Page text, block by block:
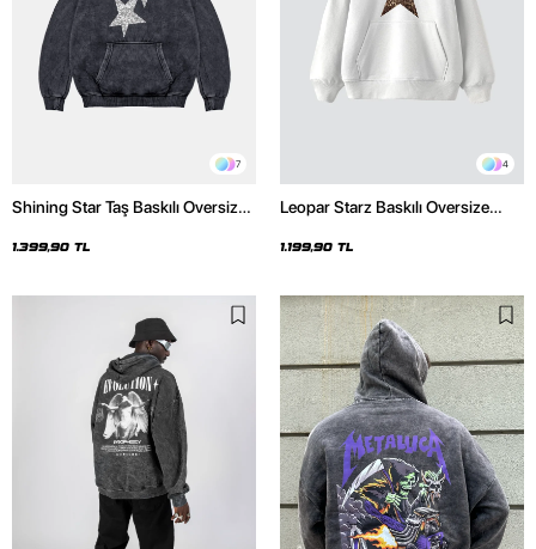
7
Shining Star Taş Baskılı Oversize
Hoodie
1.399,90 TL
4
Leopar Starz Baskılı Oversize
1.199,90 TL